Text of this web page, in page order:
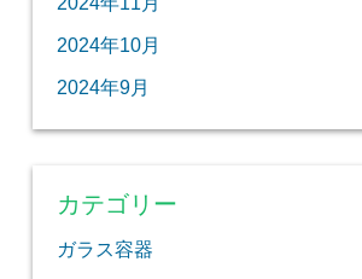
2024年10月
2024年9月
カテゴリー
ガラス容器